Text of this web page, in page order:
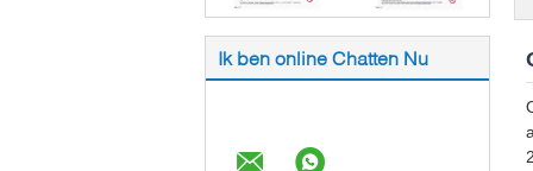
Ik ben online Chatten Nu